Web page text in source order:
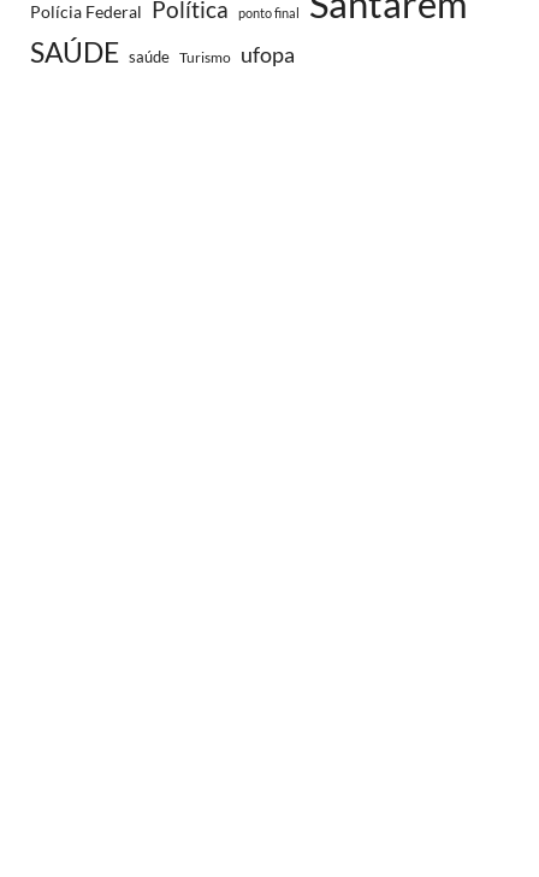
Polícia Federal Política ponto final
SAÚDE saúde Turismo ufopa